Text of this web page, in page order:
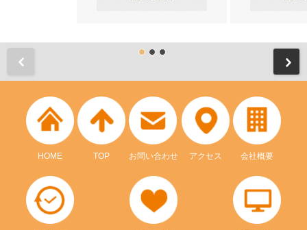
HOME TOP お問い合わせ アクセス 会社概要